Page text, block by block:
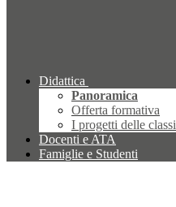
Didattica
Panoramica
Offerta formativa
I progetti delle classi
Docenti e ATA
Famiglie e Studenti